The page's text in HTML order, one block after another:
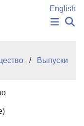
English
Выпуски